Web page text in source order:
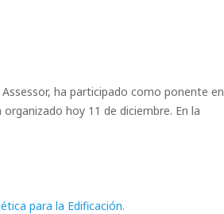
Assessor, ha participado como ponente en
organizado hoy 11 de diciembre. En la
para la Edificación.